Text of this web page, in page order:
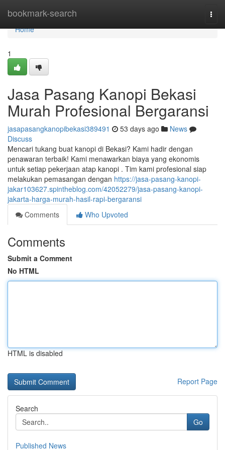
bookmark-search
Home
Home
1
Jasa Pasang Kanopi Bekasi
Murah Profesional Bergaransi
jasapasangkanopibekasi389491 53 days ago
News
Discuss
Mencari tukang buat kanopi di Bekasi? Kami hadir dengan
penawaran terbaik! Kami menawarkan biaya yang ekonomis
untuk setiap pekerjaan atap kanopi . Tim kami profesional siap
melakukan pemasangan dengan https://jasa-pasang-kanopi-
jakar103627.spintheblog.com/42052279/jasa-pasang-kanopi-
jakarta-harga-murah-hasil-rapi-bergaransi
Comments
Who Upvoted
Comments
Submit a Comment
No HTML
HTML is disabled
Report Page
Search
Go
Published News